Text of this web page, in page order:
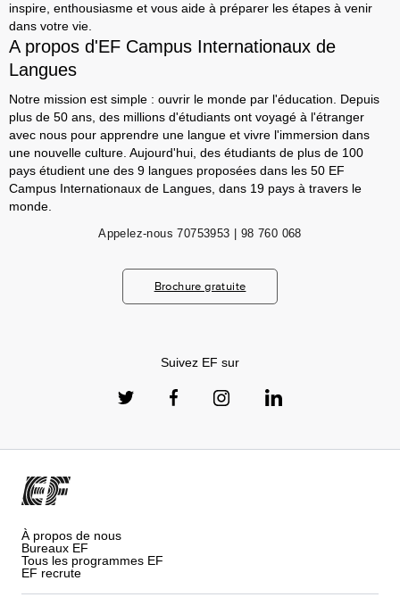
inspire, enthousiasme et vous aide à préparer les étapes à venir
dans votre vie.
A propos d'EF Campus Internationaux de
Langues
Notre mission est simple : ouvrir le monde par l'éducation. Depuis
plus de 50 ans, des millions d'étudiants ont voyagé à l'étranger
avec nous pour apprendre une langue et vivre l'immersion dans
une nouvelle culture. Aujourd'hui, des étudiants de plus de 100
pays étudient une des 9 langues proposées dans les 50 EF
Campus Internationaux de Langues, dans 19 pays à travers le
monde.
Appelez-nous 70753953 | 98 760 068
Brochure gratuite
Suivez EF sur
À propos de nous
Bureaux EF
Tous les programmes EF
EF recrute